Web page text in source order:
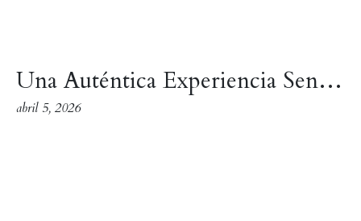
Una Auténtica Experiencia Sensorial y Gastronómica
abril 5, 2026